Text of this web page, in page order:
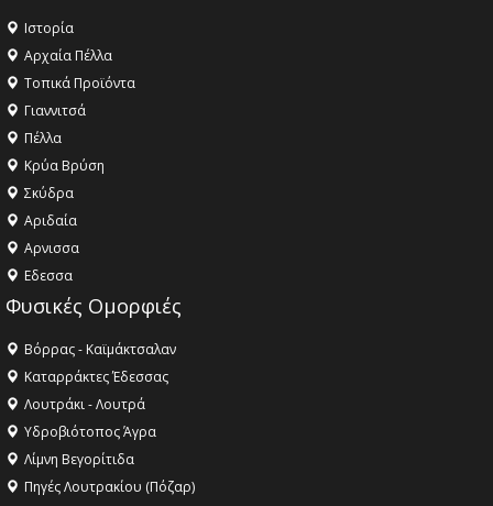
Ιστορία
Αρχαία Πέλλα
Τοπικά Προϊόντα
Γιαννιτσά
Πέλλα
Κρύα Βρύση
Σκύδρα
Αριδαία
Aρνισσα
Eδεσσα
Φυσικές Ομορφιές
Βόρρας - Καϊμάκτσαλαν
Καταρράκτες Έδεσσας
Λουτράκι - Λουτρά
Υδροβιότοπος Άγρα
Λίμνη Βεγορίτιδα
Πηγές Λουτρακίου (Πόζαρ)